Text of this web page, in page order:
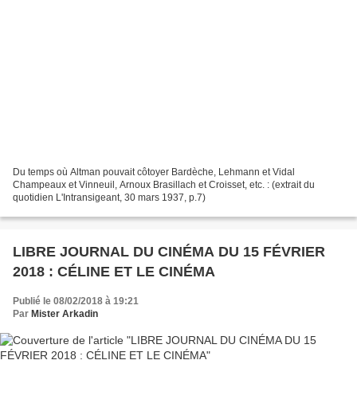
Du temps où Altman pouvait côtoyer Bardèche, Lehmann et Vidal
Champeaux et Vinneuil, Arnoux Brasillach et Croisset, etc. : (extrait du
quotidien L'Intransigeant, 30 mars 1937, p.7)
LIBRE JOURNAL DU CINÉMA DU 15 FÉVRIER
2018 : CÉLINE ET LE CINÉMA
Publié le 08/02/2018 à 19:21
Par Mister Arkadin